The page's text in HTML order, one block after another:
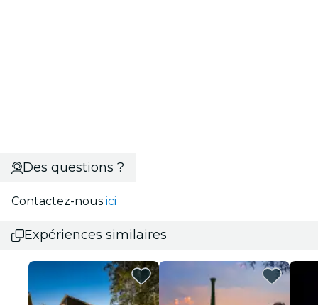
Des questions ?
Contactez-nous ici
Expériences similaires